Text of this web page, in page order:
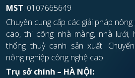
MST: 0107665649
Chuyên cung cấp các giải pháp
cao, thi công nhà màng, nhà lưới,
thống thuỷ canh sản xuất.
nông nghiệp công nghệ cao.
Trụ sở chính – HÀ NỘI: